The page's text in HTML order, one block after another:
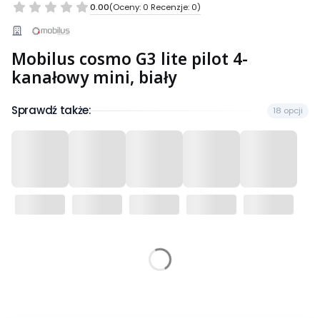
0.00(Oceny: 0 Recenzje: 0)
Mobilus cosmo G3 lite pilot 4-
kanałowy mini, biały
Sprawdź także: 18 opcji
Poszczególne warianty mogą różnić się ceną